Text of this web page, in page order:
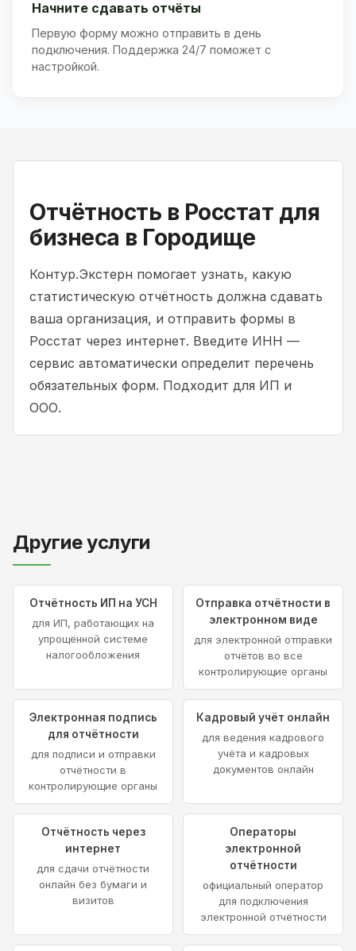
Начните сдавать отчёты
Первую форму можно отправить в день
подключения. Поддержка 24/7 поможет с
настройкой.
Отчётность в Росстат для
бизнеса в Городище
Контур.Экстерн помогает узнать, какую
статистическую отчётность должна сдавать
ваша организация, и отправить формы в
Росстат через интернет. Введите ИНН —
сервис автоматически определит перечень
обязательных форм. Подходит для ИП и
ООО.
Другие услуги
Отчётность ИП на УСН
для ИП, работающих на
упрощённой системе
налогообложения
Отправка отчётности в
электронном виде
для электронной отправки
отчётов во все
контролирующие органы
Электронная подпись
для отчётности
для подписи и отправки
отчётности в
контролирующие органы
Кадровый учёт онлайн
для ведения кадрового
учёта и кадровых
документов онлайн
Отчётность через
интернет
для сдачи отчётности
онлайн без бумаги и
визитов
Операторы
электронной
отчётности
официальный оператор
для подключения
электронной отчётности